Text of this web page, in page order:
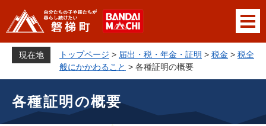
ジ
頭
。
メニューを飛ばして本文へ
現在地 トップページ > 届出・税・年金・証明 > 税金 > 税全
般にかかわること > 各種証明の概要
各種証明の概要